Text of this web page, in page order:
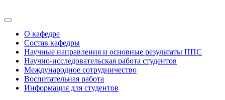
О кафедре
Состав кафедры
Научные направления и основные результаты ППС
Научно-исследовательская работа студентов
Международное сотрудничество
Воспитательная работа
Информация для студентов